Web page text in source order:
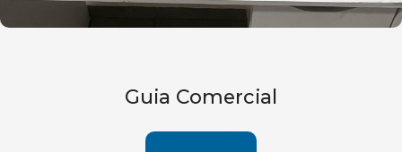
Guia Comercial